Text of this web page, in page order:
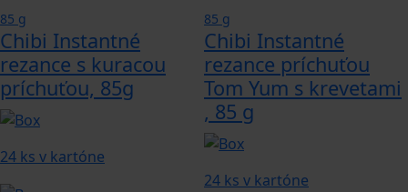
85 g
Chibi Instantné
rezance s kuracou
príchuťou, 85g
24 ks v kartóne
85 g
Chibi Instantné
rezance príchuťou
Tom Yum s krevetami
, 85 g
24 ks v kartóne